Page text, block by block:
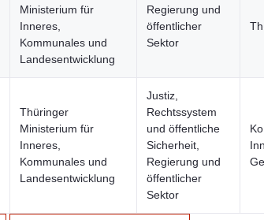
Ministerium für
Inneres,
Kommunales und
Landesentwicklung
Regierung und
öffentlicher
Sektor
Thüringer
Ministerium für
Inneres,
Kommunales und
Landesentwicklung
Justiz,
Rechtssystem
und öffentliche
Sicherheit,
Regierung und
öffentlicher
Sektor